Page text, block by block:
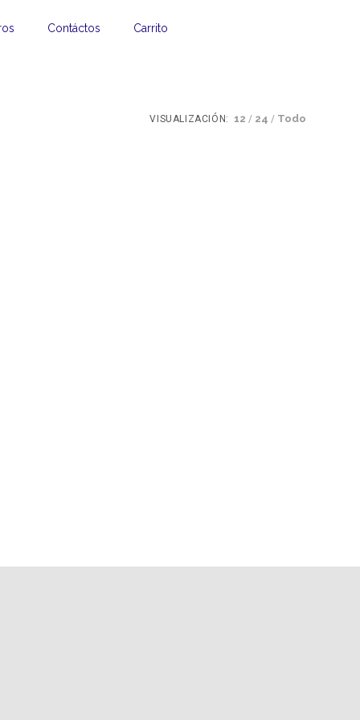
Contáctos Carrito
VISUALIZACIÓN: 12 24 Todo